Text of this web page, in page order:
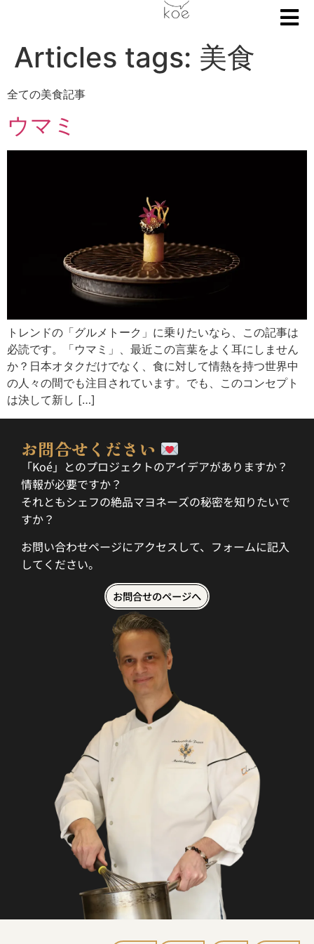
Articles tags: 美食
全ての美食記事
ウマミ
トレンドの「グルメトーク」に乗りたいなら、この記事は
必読です。「ウマミ」、最近この言葉をよく耳にしません
か？日本オタクだけでなく、食に対して情熱を持つ世界中
の人々の間でも注目されています。でも、このコンセプト
は決して新し […]
お問合せください
「Koé」とのプロジェクトのアイデアがありますか？
情報が必要ですか？
それともシェフの絶品マヨネーズの秘密を知りたいで
すか？
お問い合わせページにアクセスして、フォームに記入
してください。
お問合せのページへ